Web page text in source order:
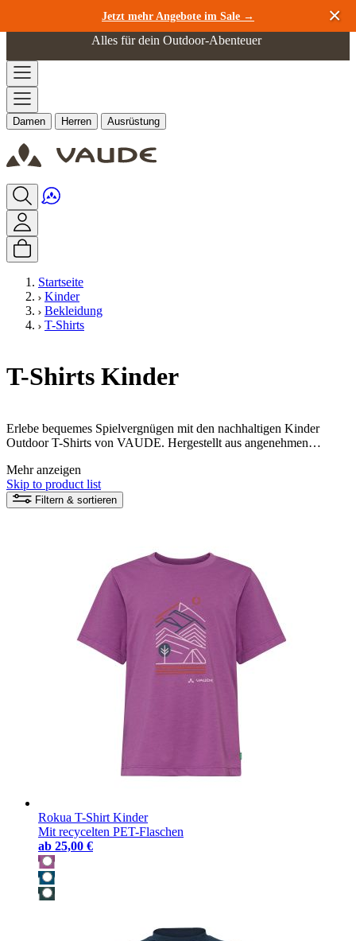
Jetzt mehr Angebote im Sale →
Zum Inhalt springen
Alles für dein Outdoor-Abenteuer
Damen Herren Ausrüstung
Startseite
Kinder
Bekleidung
T-Shirts
T-Shirts Kinder
Erlebe bequemes Spielvergnügen mit den nachhaltigen Kinder
Outdoor T-Shirts von VAUDE. Hergestellt aus angenehmen
und unterstützen gleichzeitig den Schutz unserer Umwelt.
Mehr anzeigen
Skip to product list
Filtern & sortieren
Rokua T-Shirt Kinder
Mit recycelten PET-Flaschen
ab 25,00 €